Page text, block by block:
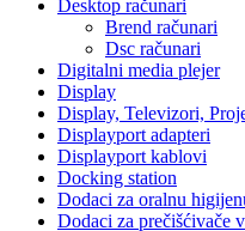
Desktop računari
Brend računari
Dsc računari
Digitalni media plejer
Display
Display, Televizori,
Displayport adapteri
Displayport kablovi
Docking station
Dodaci za oralnu
Dodaci za prečišćivače